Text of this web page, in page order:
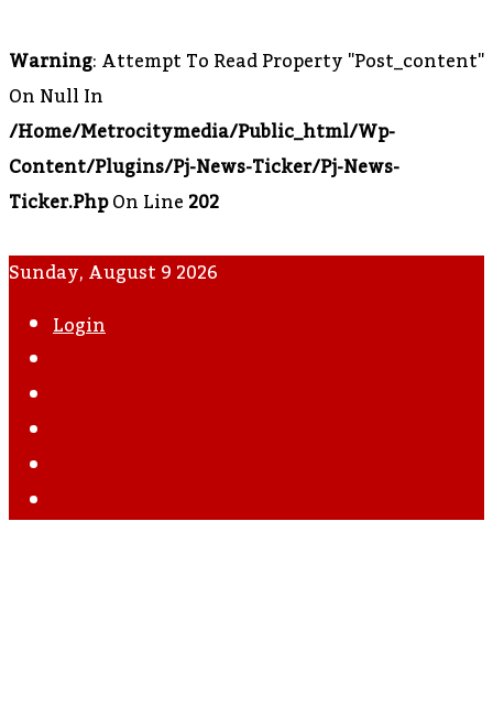
Warning: Attempt To Read Property "post_content"
On Null In
/home/metrocitymedia/public_html/wp-
Content/plugins/pj-News-Ticker/pj-News-
Ticker.phpOn Line202
Sunday, August 9 2026
Login